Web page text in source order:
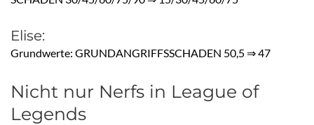
Elise:
Grundwerte: GRUNDANGRIFFSSCHADEN 50,5 ⇒ 47
Nicht nur Nerfs in League of
Legends